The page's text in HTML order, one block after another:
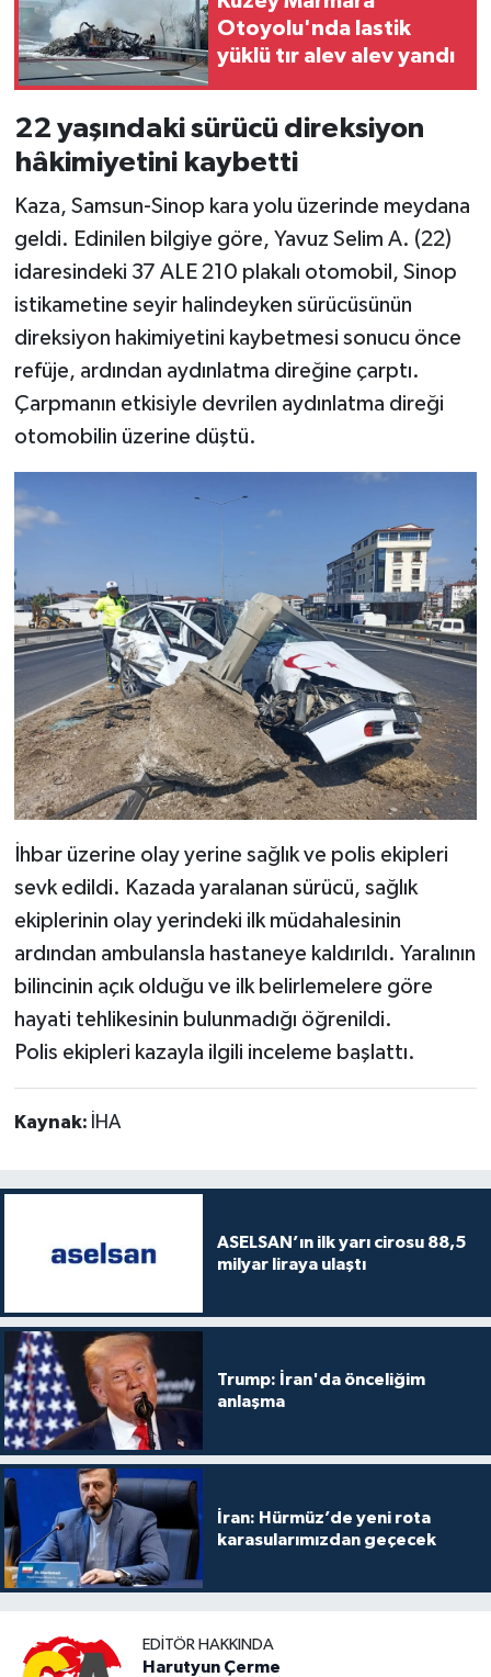
Otoyolu'nda lastik
yüklü tır alev alev yandı
22 yaşındaki sürücü direksiyon
hâkimiyetini kaybetti
Kaza, Samsun-Sinop kara yolu üzerinde meydana
geldi. Edinilen bilgiye göre, Yavuz Selim A. (22)
idaresindeki 37 ALE 210 plakalı otomobil, Sinop
istikametine seyir halindeyken sürücüsünün
direksiyon hakimiyetini kaybetmesi sonucu önce
refüje, ardından aydınlatma direğine çarptı.
Çarpmanın etkisiyle devrilen aydınlatma direği
otomobilin üzerine düştü.
İhbar üzerine olay yerine sağlık ve polis ekipleri
sevk edildi. Kazada yaralanan sürücü, sağlık
ekiplerinin olay yerindeki ilk müdahalesinin
ardından ambulansla hastaneye kaldırıldı. Yaralının
bilincinin açık olduğu ve ilk belirlemelere göre
hayati tehlikesinin bulunmadığı öğrenildi.
Polis ekipleri kazayla ilgili inceleme başlattı.
Kaynak: İHA
ASELSAN’ın ilk yarı cirosu 88,5
milyar liraya ulaştı
Trump: İran'da önceliğim
anlaşma
İran: Hürmüz’de yeni rota
karasularımızdan geçecek
EDITÖR HAKKINDA
Harutyun Çerme